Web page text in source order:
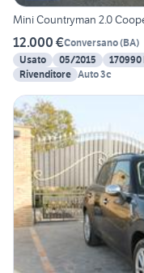
Mini Countryman 2.0
12.000 €Conversano(BA)
Usato
05/2015 170990
Rivenditore Auto 3c